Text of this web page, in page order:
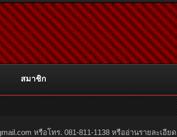
หรือโทร. 081-811-1138 หรืออ่านรายละเอีย
สมาชิก